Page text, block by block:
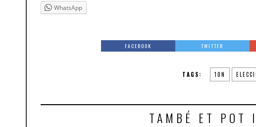
WhatsApp
FACEBOOK TWITTER
TAGS: 10N
TAMBÉ ET POT